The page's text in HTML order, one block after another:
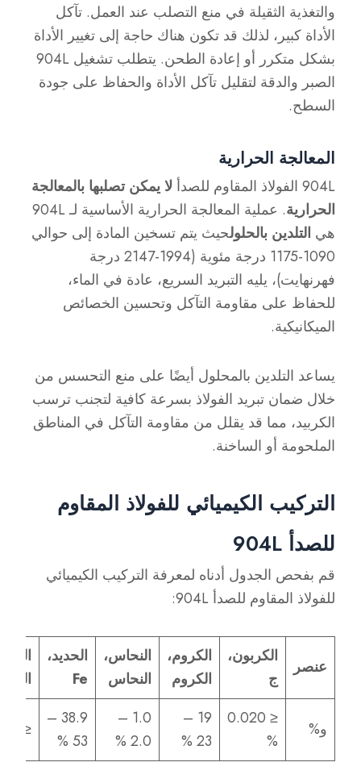
والتغذية الثقيلة في منع التصلب عند العمل. تآكل
الأداة كبير، لذلك قد تكون هناك حاجة إلى تغيير الأداة
بشكل متكرر أو إعادة الطحن. يتطلب تشغيل 904L
الصبر والدقة لتقليل تآكل الأداة والحفاظ على جودة
السطح.
المعالجة الحرارية
904L الفولاذ المقاوم للصدأ
لا يمكن تصلبها بالمعالجة
الحرارية
. عملية المعالجة الحرارية الأساسية لـ 904L
هي التلدين بالحلولحيث يتم تسخين المادة إلى حوالي
1090-1175 درجة مئوية (1994-2147 درجة
فهرنهايت)، يليه التبريد السريع، عادة في الماء،
للحفاظ على مقاومة التآكل وتحسين الخصائص
الميكانيكية.
يساعد التلدين بالمحلول أيضًا على منع التحسس من
خلال ضمان تبريد الفولاذ بسرعة كافية لتجنب ترسب
الكربيد، مما قد يقلل من مقاومة التآكل في المناطق
الملحومة أو الساخنة.
التركيب الكيميائي للفولاذ المقاوم
للصدأ 904L
قم بفحص الجدول أدناه لمعرفة التركيب الكيميائي
للفولاذ المقاوم للصدأ 904L:
عنصر
الكربون،
ج
الكروم،
الكروم
النحاس،
النحاس
الحديد،
Fe
و%
≤ 0.020
%
19 –
23 %
1.0 –
2.0 %
38.9 –
53 %
≤ 2.0 %